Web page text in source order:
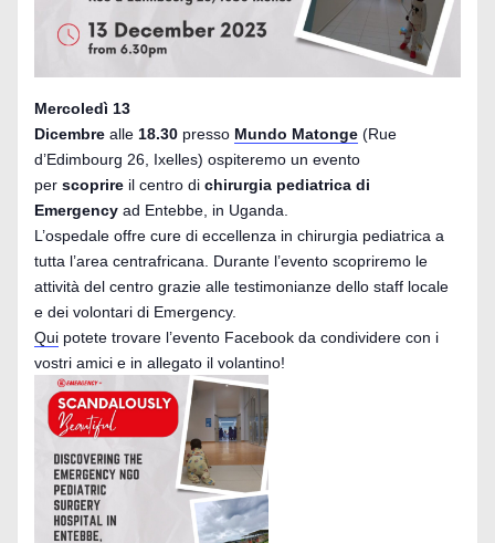
Mercoledì 13
Dicembre alle 18.30 presso Mundo Matonge (Rue
d’Edimbourg 26, Ixelles) ospiteremo un evento
per scoprire il centro di chirurgia pediatrica di
Emergency ad Entebbe, in Uganda.
L’ospedale offre cure di eccellenza in chirurgia pediatrica a
tutta l’area centrafricana. Durante l’evento scopriremo le
attività del centro grazie alle testimonianze dello staff locale
e dei volontari di Emergency.
Qui potete trovare l’evento Facebook da condividere con i
vostri amici e in allegato il volantino!